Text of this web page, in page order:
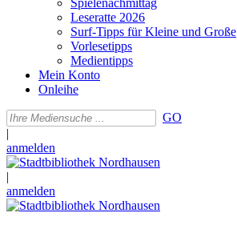
Spielenachmittag
Leseratte 2026
Surf-Tipps für Kleine und Große
Vorlesetipps
Medientipps
Mein Konto
Onleihe
GO
|
anmelden
|
anmelden